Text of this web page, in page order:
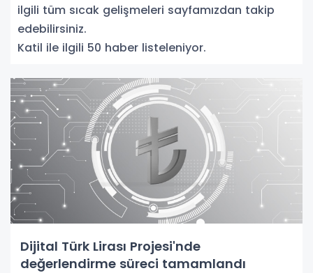
ilgili tüm sıcak gelişmeleri sayfamızdan takip
edebilirsiniz.
Katil ile ilgili 50 haber listeleniyor.
Dijital Türk Lirası Projesi'nde
değerlendirme süreci tamamlandı